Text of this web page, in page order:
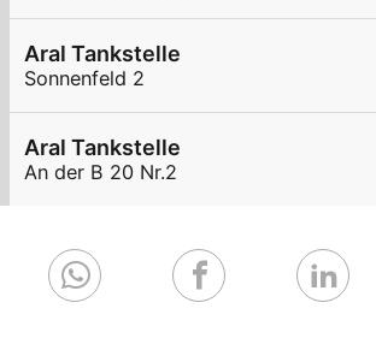
Aral Tankstelle
Sonnenfeld 2
Aral Tankstelle
An der B 20 Nr.2